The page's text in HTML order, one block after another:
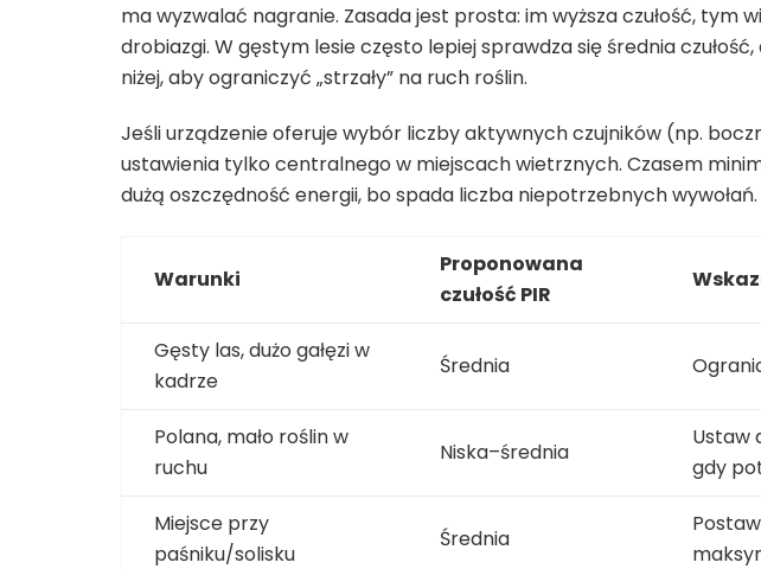
ma wyzwalać nagranie. Zasada jest prosta: im wyższa czułość, tym
drobiazgi. W gęstym lesie często lepiej sprawdza się średnia
niżej, aby ograniczyć „strzały” na ruch roślin.
Jeśli urządzenie oferuje wybór liczby aktywnych czujników (np.
ustawienia tylko centralnego w miejscach wietrznych. Czasem
dużą oszczędność energii, bo spada liczba niepotrzebnych wywołań.
Warunki
Proponowana
czułość PIR
Gęsty las, dużo gałęzi w
kadrze
Średnia
Polana, mało roślin w
ruchu
Niska–średnia
Ustaw
gdy
Miejsce przy
paśniku/solisku
Średnia